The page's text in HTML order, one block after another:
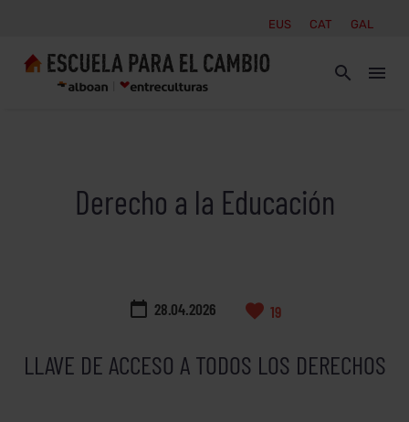
EUS CAT GAL
Derecho a la Educación
 28.04.2026 19
LLAVE DE ACCESO A TODOS LOS DERECHOS